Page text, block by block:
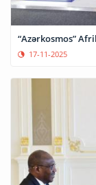
“Azərkosmos”
17-11-2025